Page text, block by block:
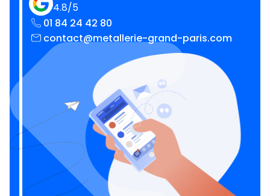
4.8/5
01 84 24 42 80
contact@metallerie-grand-paris.com